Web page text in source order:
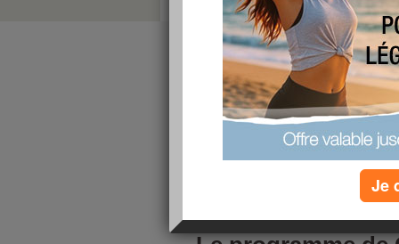
Les 3 avantages
!!! Le régime
publié le 12/09/2016 à 10:56
Une alimentation saine et sans produits
Je